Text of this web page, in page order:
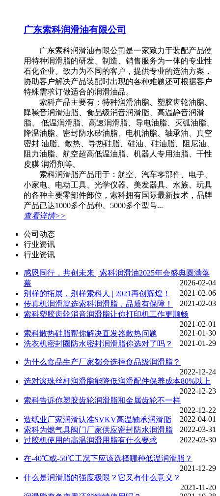
广东索科润滑油有限公司
广东索科润滑油有限公司是一家致力于装配产品使
用特种润滑脂的研发、制造、销售服务为一体的专业性
石化企业。致力为不同的客户，提供专业的选油方案，
协助客户解决产品装配时出现的各种难题还可根据客户
特殊需求订做适合的润滑油品。
索科产品主要有：特种润滑油脂、塑胶齿轮油脂、
降噪音润滑油脂、食品级消音润滑脂、高温静音润滑
脂、 低温润滑脂、高速润滑脂、导电油脂、灭弧油脂、
降温油脂、密封防水矽油脂、电机油脂、轴承油、真空
密封 油脂、散热、导热硅脂、硅油、硅油脂、阻尼油、
阻力油脂、航空超高低温油脂、机器人专用油脂、干性
皮膜 润滑剂等。
索科润滑脂产品用于：航空、汽车零部件、电子、
小家电、电动工具、光学仪器、美发器具、水族、玩具
的各种主要零部件部位，索科拥有国际最新技术，品牌
产品已达1000多个品种、5000多个型号...
查看详情>>
公司动态
行业资讯
行业资讯
感恩同行，共创未来 | 索科润滑油2025年会盛典圆满落
幕
2026-02-04
别样的拓展，别样索科人 | 2021再创辉煌！
2021-02-06
传真机润滑就选索科润滑脂，品质有保障！
2021-02-03
索科塑胶齿轮消音润滑脂让你打印机工作更顺畅
2021-02-01
索科散热硅脂帮你解决直发器散热问题
2021-01-30
洗衣机密封圈防水密封润滑脂你选对了吗？
2021-01-29
为什么食品生产厂家都会选择食品级润滑脂？
2022-12-24
选对滚珠丝杆润滑脂能降低润滑配件保养成本80%以上
2022-12-23
索科告诉你塑胶齿轮润滑脂和金属齿轮不一样
2022-12-22
造纸业厂家润滑认准SVKV高温轴承润滑脂
2022-04-01
索科为燃气具阀门厂家供应密封防水润滑脂
2022-03-31
过胶机使用的高温润滑用脂有什么要求
2022-03-30
在-40℃或-50℃工况下应该选择哪种低温润滑脂？
2021-12-29
什么是润滑脂的强度极限？它又有什么意义？
2021-11-20